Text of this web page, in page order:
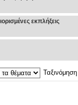
εκπλήξεις